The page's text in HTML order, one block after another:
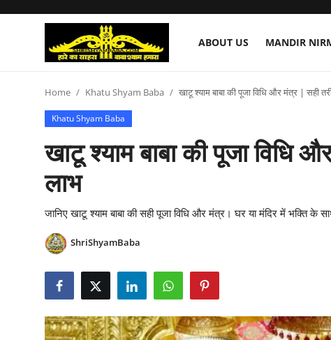
ABOUT US MANDIR
About Us
Mandir Nirmaan Seva
Shri Shyam Baba Mahima
Shyam Shringar Seva
Home Khatu Shyam Baba खाटू श्याम बाबा की पूजा विधि और मंत्र | सही
Khatu Shyam Baba
खाटू श्याम बाबा की पूजा विधि
लाभ
जानिए खाटू श्याम बाबा की सही पूजा विधि और मंत्र। घर या मंदिर में भक्ति के
ShriShyamBaba